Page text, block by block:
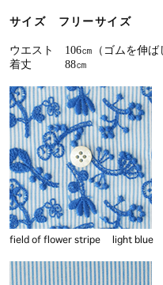
サイズ フリーサイズ
ウエスト 106㎝（ゴムを伸
着丈 88㎝
field of flower stripe light blue